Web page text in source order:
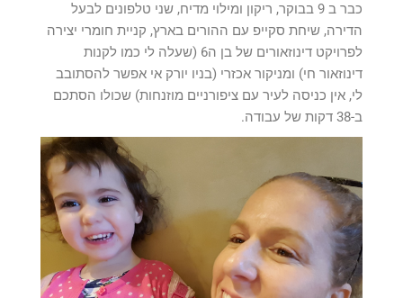
כבר ב 9 בבוקר, ריקון ומילוי מדיח, שני טלפונים לבעל
הדירה, שיחת סקייפ עם ההורים בארץ, קניית חומרי יצירה
לפרויקט דינוזאורים של בן ה6 (שעלה לי כמו לקנות
דינוזאור חי) ומניקור אכזרי (בניו יורק אי אפשר להסתובב
לי, אין כניסה לעיר עם ציפורניים מוזנחות) שכולו הסתכם
ב-38 דקות של עבודה.